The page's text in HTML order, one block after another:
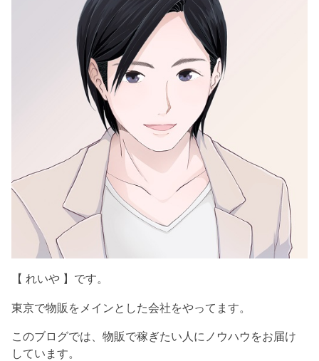
【 れいや 】です。
東京で物販をメインとした会社をやってます。
このブログでは、物販で稼ぎたい人にノウハウをお届け
しています。